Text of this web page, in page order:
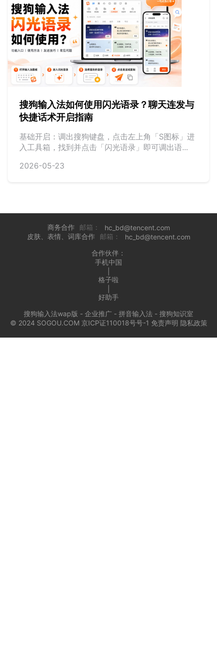
搜狗输入法如何使用闪光语录？聊天连发与
快捷话术开启指南
基础开启：调出搜狗键盘，点击左上角「S图标」进
入工具箱，找到并点击「闪光语录」即可调出语...
2026-05-23
商务合作 邮箱：
hc_bd@tencent.com
皮肤、表情、词库合作
邮箱：
hc_bd@tencent.com
合作伙伴：
手机中国
格子啦
好助手
搜狗输入法wap版 - 企业推广 - 拼音输入法 - 搜狗知识室
© 2024 SOGOU.COM 京ICP证110018号号-1 免责声明 隐私政策